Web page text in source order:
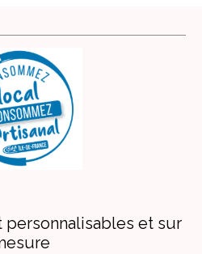
personnalisables et sur